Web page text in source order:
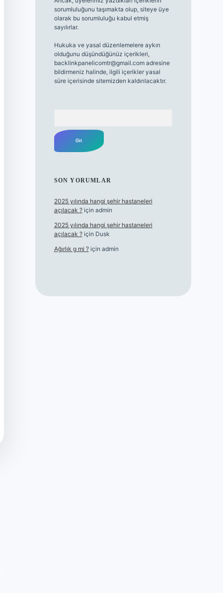
sorumluluğunu taşımakta olup, siteye üye
olarak bu sorumluluğu kabul etmiş
sayılırlar.
Hukuka ve yasal düzenlemelere aykırı
olduğunu düşündüğünüz içerikleri,
backlinkpanelicomtr@gmail.comadresine
bildirmeniz halinde, ilgili içerikler yasal
süre içerisinde sitemizden kaldırılacaktır.
SON YORUMLAR
2025 yılında hangi şehir hastaneleri
açılacak ?için admin
2025 yılında hangi şehir hastaneleri
açılacak ?için Dusk
Ağırlık g mi ?için admin